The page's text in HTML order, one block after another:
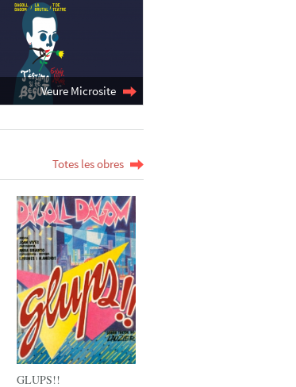
Veure Microsite
Totes les obres
GLUPS!!